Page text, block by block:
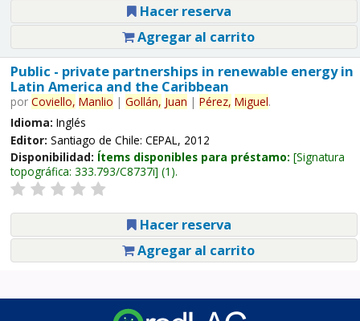
Hacer reserva
Agregar al carrito
Public - private partnerships in renewable energy in
Latin America and the Caribbean
por Coviello, Manlio | Gollán, Juan | Pérez, Miguel.
Idioma: Inglés
Editor: Santiago de Chile: CEPAL, 2012
Disponibilidad: Ítems disponibles para préstamo: Signatura
topográfica: 333.793/C8737i (1).
Hacer reserva
Agregar al carrito